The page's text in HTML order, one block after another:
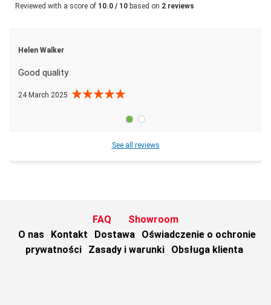
Reviewed with a score of 10.0 / 10 based on 2 reviews
Helen Walker
Good quality
24 March 2025
See all reviews
FAQ
Showroom
O nas
Kontakt Dostawa
Oświadczenie o ochronie
prywatności
Zasady i warunki Obsługa klienta